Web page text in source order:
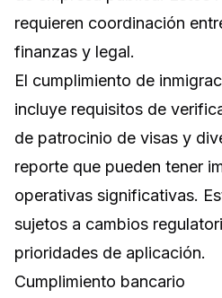
requieren coordinación
finanzas y legal.
El cumplimiento de
incluye requisitos de
de patrocinio de visas y
reporte que pueden tener
operativas significativas.
sujetos a cambios
prioridades de aplicación.
Cumplimiento bancario